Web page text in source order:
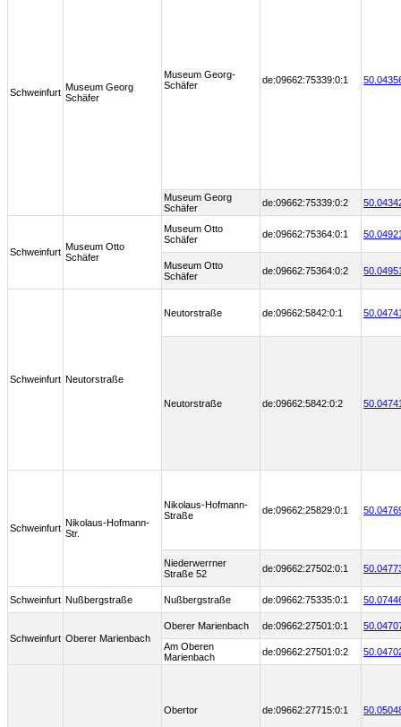
Schweinfurt Museum Georg
Schäfer
Museum Georg-
Schäfer
de:09662:75339:0:1
Museum Georg
Schäfer
de:09662:75339:0:2
Schweinfurt Museum Otto
Schäfer
Museum Otto
Schäfer
de:09662:75364:0:1
Museum Otto
Schäfer
de:09662:75364:0:2
Schweinfurt Neutorstraße
Neutorstraße de:09662:5842:0:1
Neutorstraße de:09662:5842:0:2
Schweinfurt Nikolaus-Hofmann-
Str.
Nikolaus-Hofmann-
Straße
de:09662:25829:0:1
Niederwerrner
Straße 52
de:09662:27502:0:1
Schweinfurt Nußbergstraße Nußbergstraße de:09662:75335:0:1
Schweinfurt Oberer Marienbach
Oberer Marienbach de:09662:27501:0:1
Am Oberen
Marienbach
de:09662:27501:0:2
Obertor de:09662:27715:0:1